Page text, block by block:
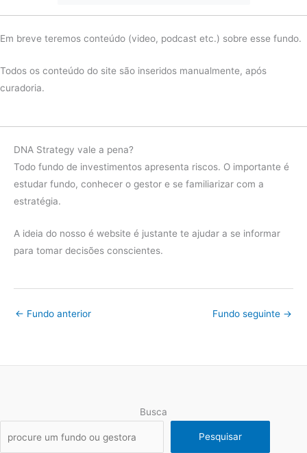
diferença -8.22%
2023
Fundo 10.17%
CDI 13.04%
diferença -10.34%
Fundo 3.01%
diferença -1.41%
Em breve teremos conteúdo (video, podcast etc.) sobre esse fundo.
Todos os conteúdo do site são inseridos manualmente, após
curadoria.
DNA Strategy vale a pena?
Todo fundo de investimentos apresenta riscos. O importante é
estudar fundo, conhecer o gestor e se familiarizar com a
estratégia.
A ideia do nosso é website é justante te ajudar a se informar
para tomar decisões conscientes.
← Fundo anterior Fundo seguinte →
Busca
Pesquisar